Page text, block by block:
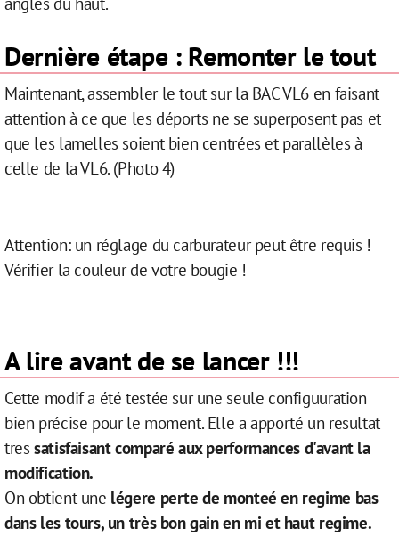
Dernière étape : Remonter le tout
Maintenant, assembler le tout sur la BAC VL6 en faisant
attention à ce que les déports ne se superposent pas et
que les lamelles soient bien centrées et parallèles à
celle de la VL6. (Photo 4)
Attention: un réglage du carburateur peut être requis !
Vérifier la couleur de votre bougie !
A lire avant de se lancer !!!
Cette modif a été testée sur une seule configuuration
bien précise pour le moment. Elle a apporté un resultat
tressatisfaisant comparé aux performances d'avant la
modification.
On obtient une légere perte de monteé en regime bas
dans les tours, un très bon gain en mi et haut regime.